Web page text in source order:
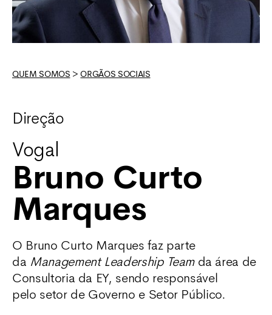
QUEM SOMOS >ORGÃOS SOCIAIS
Direção
Vogal
Bruno Curto
Marques
O Bruno Curto Marques faz parte
da Management Leadership Teamda área de
Consultoria da EY, sendo responsável
pelo setor de Governo e Setor Público.